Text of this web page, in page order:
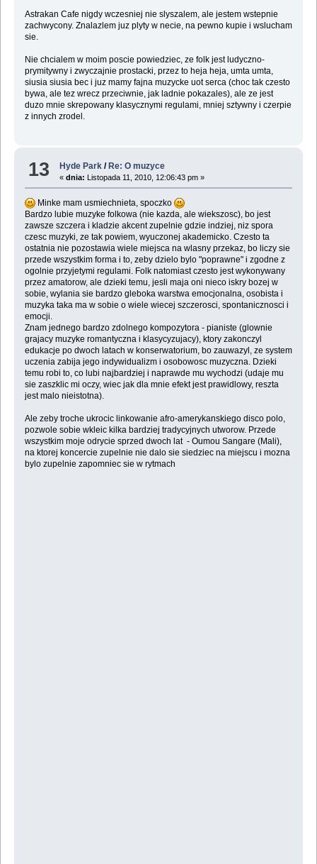
Astrakan Cafe nigdy wczesniej nie slyszalem, ale jestem wstepnie
zachwycony. Znalazlem juz plyty w necie, na pewno kupie i wslucham
sie.
Nie chcialem w moim poscie powiedziec, ze folk jest ludyczno-
prymitywny i zwyczajnie prostacki, przez to heja heja, umta umta,
siusia siusia bec i juz mamy fajna muzycke uot serca (choc tak czesto
bywa, ale tez wrecz przeciwnie, jak ladnie pokazales), ale ze jest
duzo mnie skrepowany klasycznymi regulami, mniej sztywny i czerpie
z innych zrodel.
13 Hyde Park /Re: O muzyce
«dnia: Listopada 11, 2010, 12:06:43 pm »
Minke mam usmiechnieta, spoczko
Bardzo lubie muzyke folkowa (nie kazda, ale wiekszosc), bo jest
zawsze szczera i kladzie akcent zupelnie gdzie indziej, niz spora
czesc muzyki, ze tak powiem, wyuczonej akademicko. Czesto ta
ostatnia nie pozostawia wiele miejsca na wlasny przekaz, bo liczy sie
przede wszystkim forma i to, zeby dzielo bylo "poprawne" i zgodne z
ogolnie przyjetymi regulami. Folk natomiast czesto jest wykonywany
przez amatorow, ale dzieki temu, jesli maja oni nieco iskry bozej w
sobie, wylania sie bardzo gleboka warstwa emocjonalna, osobista i
muzyka taka ma w sobie o wiele wiecej szczerosci, spontanicznosci i
emocji.
Znam jednego bardzo zdolnego kompozytora - pianiste (glownie
grajacy muzyke romantyczna i klasycyzujacy), ktory zakonczyl
edukacje po dwoch latach w konserwatorium, bo zauwazyl, ze system
uczenia zabija jego indywidualizm i osobowosc muzyczna. Dzieki
temu robi to, co lubi najbardziej i naprawde mu wychodzi (udaje mu
sie zaszklic mi oczy, wiec jak dla mnie efekt jest prawidlowy, reszta
jest malo nieistotna).
Ale zeby troche ukrocic linkowanie afro-amerykanskiego disco polo,
pozwole sobie wkleic kilka bardziej tradycyjnych utworow. Przede
wszystkim moje odrycie sprzed dwoch lat - Oumou Sangare (Mali),
na ktorej koncercie zupelnie nie dalo sie siedziec na miejscu i mozna
bylo zupelnie zapomniec sie w rytmach